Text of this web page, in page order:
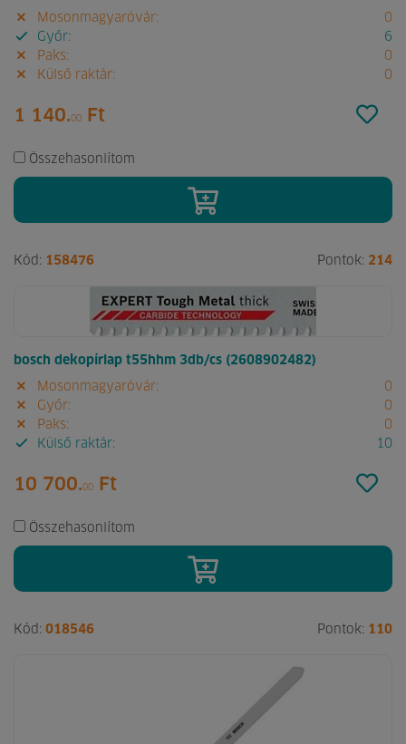
Mosonmagyaróvár:
0
Győr:
6
Paks:
0
Külső raktár:
0
1 140.00 Ft
Összehasonlítom
Kód: 158476 Pontok: 214
bosch dekopírlap t55hhm 3db/cs (2608902482)
Mosonmagyaróvár:
0
Győr:
0
Paks:
0
Külső raktár:
10
10 700.00 Ft
Összehasonlítom
Kód: 018546 Pontok: 110